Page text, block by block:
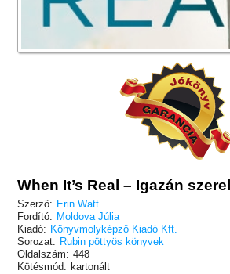
When It’s Real – Igazán
Szerző: Erin Watt
Fordító: Moldova Júlia
Kiadó: Könyvmolyképző Kiadó Kft.
Sorozat: Rubin pöttyös könyvek
Oldalszám: 448
Kötésmód: kartonált